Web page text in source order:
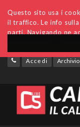
Questo sito usa i
il traffico. Le info
parti. Navigando ne
Accedi Archivio